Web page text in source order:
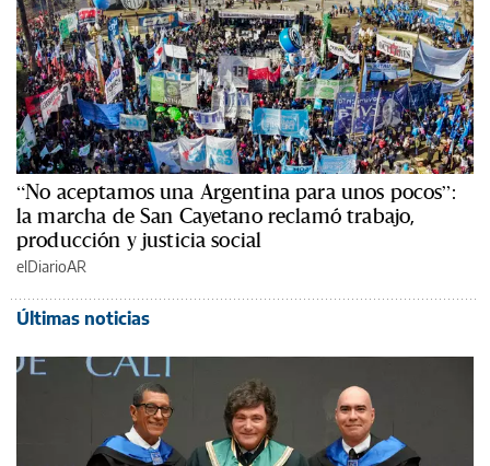
“No aceptamos una Argentina para unos pocos”:
la marcha de San Cayetano reclamó trabajo,
producción y justicia social
elDiarioAR
Últimas noticias